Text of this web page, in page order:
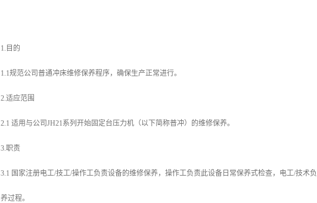
1.目的
1.1规范公司普通冲床维修保养程序，确保生产正常进行。
2.适应范围
2.1 适用与公司JH21系列开始固定台压力机（以下简称普冲）的维修保养。
3.职责
3.1 国家注册电工/技工/操作工负责设备的维修保养，操作工负责此设备日常保养式检查，电工/技术
养过程。